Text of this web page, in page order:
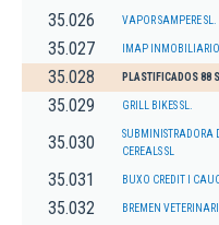
35.026 VAPOR SAMPERE SL.
35.027 IMAP
35.028 PLASTIFICADOS 88
35.029 GRILL BIKES SL.
35.030
SUBMINISTRADORA
CEREALS SL
35.031 BUXO CREDIT I
35.032 BREMEN